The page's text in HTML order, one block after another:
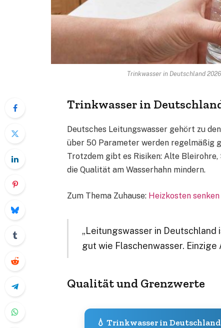
Trinkwasser in Deutschland
Trinkwasser in
Deutsches Leitungswasser gehört zu
über 50 Parameter werden regelmäßig
Trotzdem gibt es Risiken: Alte
die Qualität am Wasserhahn mindern.
Zum Thema Zuhause: Heizkosten
„Leitungswasser in
gut wie Flaschenwasser. Einzige
Qualität und Grenzwerte
💧 Trinkwasser in